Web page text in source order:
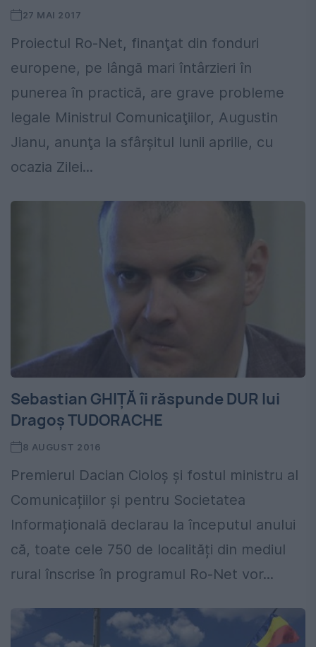
27 MAI 2017
Proiectul Ro-Net, finanţat din fonduri
europene, pe lângă mari întârzieri în
punerea în practică, are grave probleme
legale Ministrul Comunicaţiilor, Augustin
Jianu, anunţa la sfârşitul lunii aprilie, cu
ocazia Zilei...
Sebastian GHIȚĂ îi răspunde DUR lui
Dragoș TUDORACHE
8 AUGUST 2016
Premierul Dacian Cioloș și fostul ministru al
Comunicațiilor și pentru Societatea
Informațională declarau la începutul anului
că, toate cele 750 de localități din mediul
rural înscrise în programul Ro-Net vor...